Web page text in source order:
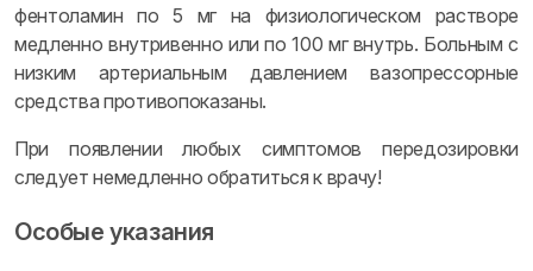
фентоламин по 5 мг на физиологическом растворе
медленно внутривенно или по 100 мг внутрь. Больным с
низким артериальным давлением вазопрессорные
средства противопоказаны.
При появлении любых симптомов передозировки
следует немедленно обратиться к врачу!
Особые указания